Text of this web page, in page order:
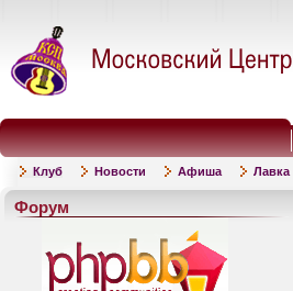
Клуб Новости Афиша Лавка
Форум